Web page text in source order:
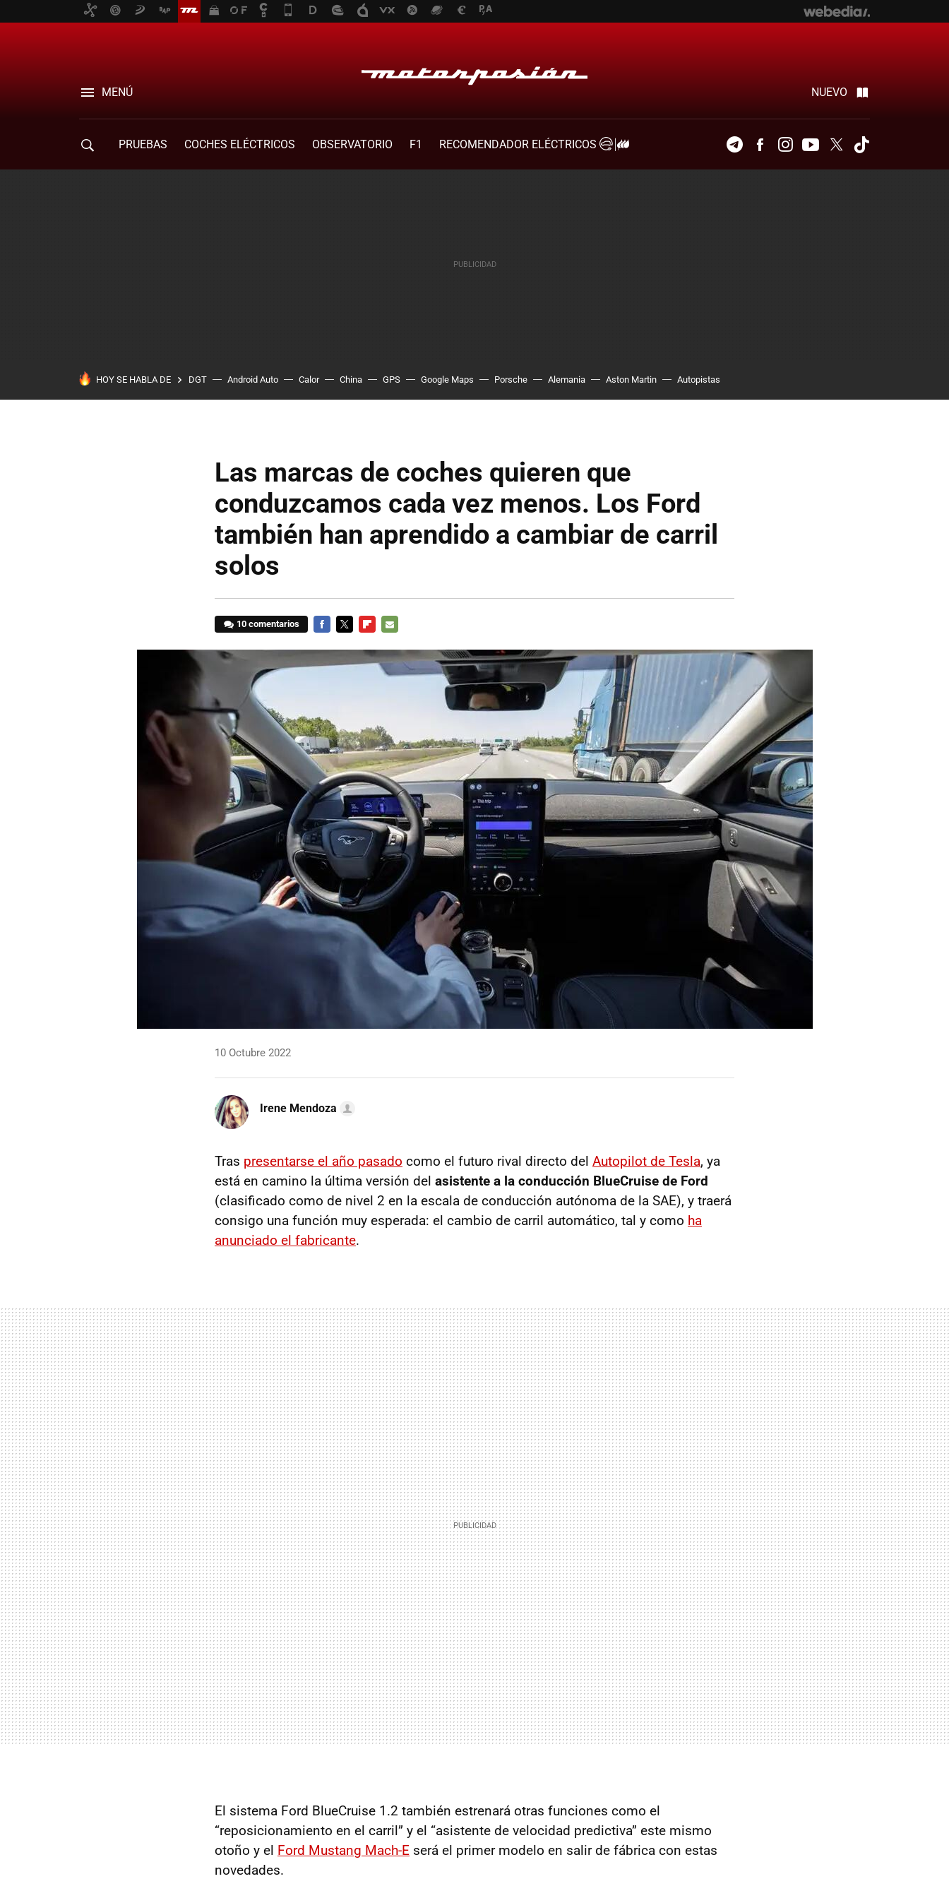
MENÚ NUEVO
PRUEBAS COCHES ELÉCTRICOS OBSERVATORIO F1
RECOMENDADOR ELÉCTRICOS
TelegramFacebookInstagramYoutubeTwitter
HOY SE HABLA DE DGT Android Auto Calor China GPS Google Maps Porsche Alemania Aston Martin Autopistas
Las marcas de coches quieren que
conduzcamos cada vez menos. Los Ford
también han aprendido a cambiar de carril
solos
10 comentarios
MAIL
10 Octubre 2022
Irene Mendoza
Tras presentarse el año pasado como el futuro rival directo del Autopilot de Tesla, ya
está en camino la última versión del asistente a la conducción BlueCruise de Ford
(clasificado como de nivel 2 en la escala de conducción autónoma de la SAE), y traerá
consigo una función muy esperada: el cambio de carril automático, tal y como ha
anunciado el fabricante.
El sistema Ford BlueCruise 1.2 también estrenará otras funciones como el
“reposicionamiento en el carril” y el “asistente de velocidad predictiva” este mismo
otoño y el Ford Mustang Mach-E será el primer modelo en salir de fábrica con estas
novedades.